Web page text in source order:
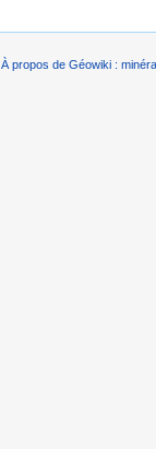
À propos de Géowiki :